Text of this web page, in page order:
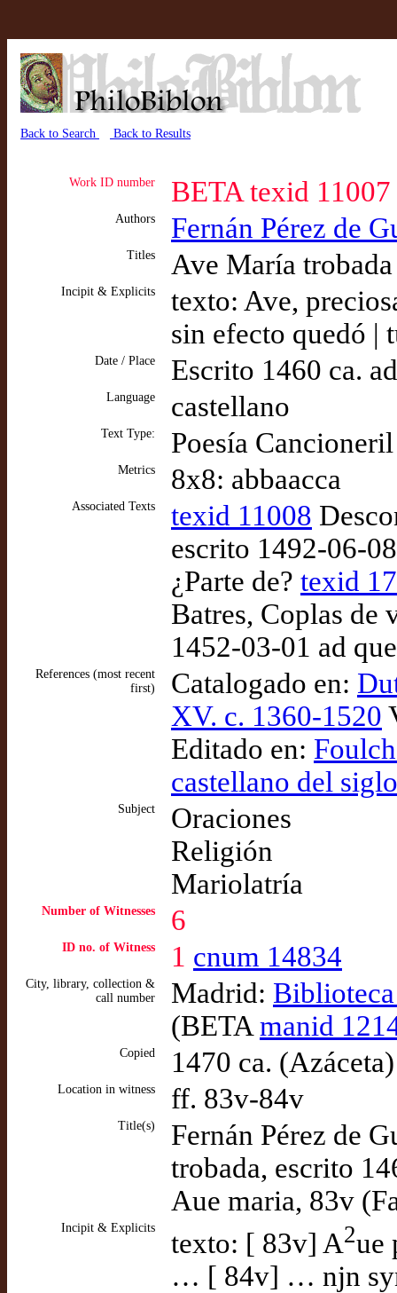
Back to Search Back to Results
Work ID number BETA texid 11007
Authors Fernán Pérez de
Titles Ave María
Incipit & Explicits
texto: Ave,
sin efecto quedó |
Date / Place Escrito 1460 ca.
Language castellano
Text Type: Poesía Cancioneril
Metrics 8x8: abbaacca
Associated Texts texid 11008
escrito 1492-06-
¿Parte de? texid
Batres, Coplas de
1452-03-01 ad
References (most recent
first)
Catalogado en:
XV. c. 1360-1520
Editado en:
castellano del
Subject
Oraciones
Religión
Mariolatría
Number of Witnesses 6
ID no. of Witness 1 cnum 14834
City, library, collection &
call number
Madrid:
(BETA manid
Copied 1470 ca. (Azáceta)
Location in witness ff. 83v-84v
Title(s)
Fernán Pérez de
trobada, escrito
Aue maria, 83v
Incipit & Explicits texto: [ 83v] A2ue
… [ 84v] … njn syn